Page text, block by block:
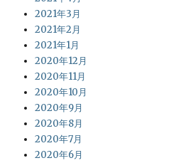
2021年3月
2021年2月
2021年1月
2020年12月
2020年11月
2020年10月
2020年9月
2020年8月
2020年7月
2020年6月